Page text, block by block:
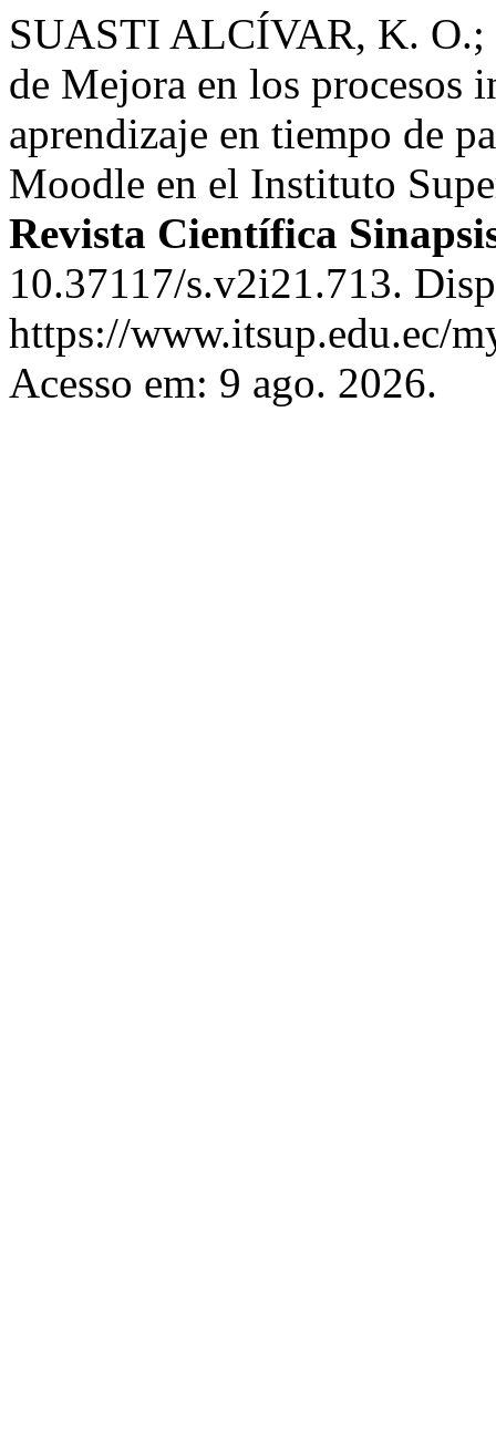
SUASTI ALCÍVAR, K.
de Mejora en los procesos
aprendizaje en tiempo de
Moodle en el Instituto
Revista Científica
10.37117/s.v2i21.713.
https://www.itsup.edu.ec/
Acesso em: 9 ago. 2026.